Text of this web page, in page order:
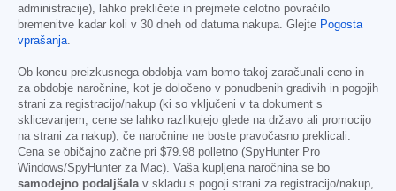
administracije), lahko prekličete in prejmete celotno povračilo
bremenitve kadar koli v 30 dneh od datuma nakupa. Glejte Pogosta
vprašanja.
Ob koncu preizkusnega obdobja vam bomo takoj zaračunali ceno in
za obdobje naročnine, kot je določeno v ponudbenih gradivih in pogojih
strani za registracijo/nakup (ki so vključeni v ta dokument s
sklicevanjem; cene se lahko razlikujejo glede na državo ali promocijo
na strani za nakup), če naročnine ne boste pravočasno preklicali.
Cena se običajno začne pri $79.98 polletno (SpyHunter Pro
Windows/SpyHunter za Mac). Vaša kupljena naročnina se bo
samodejno podaljšalav skladu s pogoji strani za registracijo/nakup,